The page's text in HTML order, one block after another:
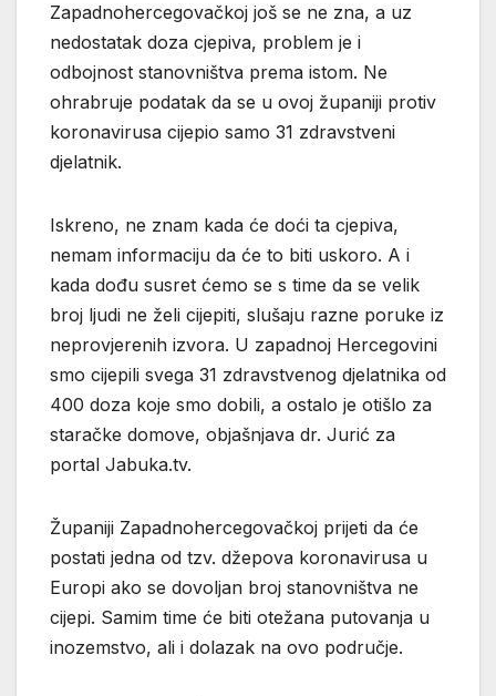
Zapadnohercegovačkoj još se ne zna, a uz
nedostatak doza cjepiva, problem je i
odbojnost stanovništva prema istom. Ne
ohrabruje podatak da se u ovoj županiji protiv
koronavirusa cijepio samo 31 zdravstveni
djelatnik.
Iskreno, ne znam kada će doći ta cjepiva,
nemam informaciju da će to biti uskoro. A i
kada dođu susret ćemo se s time da se velik
broj ljudi ne želi cijepiti, slušaju razne poruke iz
neprovjerenih izvora. U zapadnoj Hercegovini
smo cijepili svega 31 zdravstvenog djelatnika od
400 doza koje smo dobili, a ostalo je otišlo za
staračke domove, objašnjava dr. Jurić za
portal Jabuka.tv.
Županiji Zapadnohercegovačkoj prijeti da će
postati jedna od tzv. džepova koronavirusa u
Europi ako se dovoljan broj stanovništva ne
cijepi. Samim time će biti otežana putovanja u
inozemstvo, ali i dolazak na ovo područje.